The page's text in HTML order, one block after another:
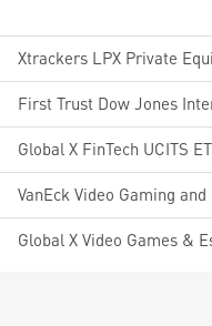
Xtrackers LPX Private
Global X FinTech UCITS
VanEck Video Gaming
Global X Video Games &